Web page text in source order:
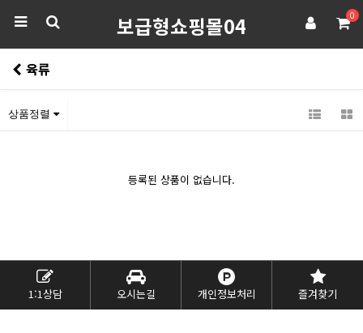
보급형쇼핑몰04 0
육류
상품정렬
등록된 상품이 없습니다.
1:1상담 오시는길 개인정보처리 즐겨찾기